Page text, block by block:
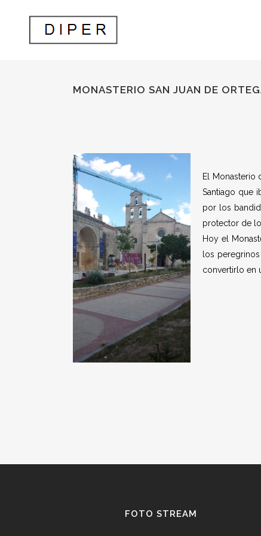
MONASTERIO SAN JUAN DE
El Monasterio
Santiago que
por los
protector de
Hoy el
los
convertirlo en
FOTO STREAM